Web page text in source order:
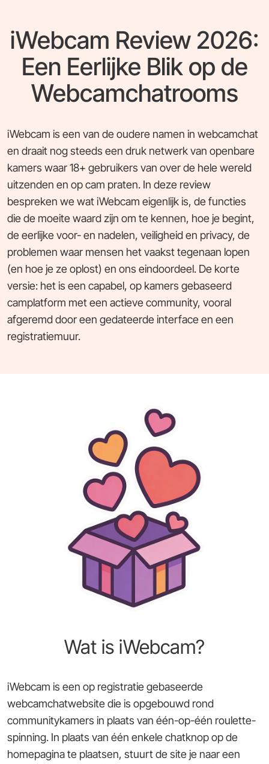
iWebcam Review 2026:
Een Eerlijke Blik op de
Webcamchatrooms
iWebcam is een van de oudere namen in webcamchat
en draait nog steeds een druk netwerk van openbare
kamers waar 18+ gebruikers van over de hele wereld
uitzenden en op cam praten. In deze review
bespreken we wat iWebcam eigenlijk is, de functies
die de moeite waard zijn om te kennen, hoe je begint,
de eerlijke voor- en nadelen, veiligheid en privacy, de
problemen waar mensen het vaakst tegenaan lopen
(en hoe je ze oplost) en ons eindoordeel. De korte
versie: het is een capabel, op kamers gebaseerd
camplatform met een actieve community, vooral
afgeremd door een gedateerde interface en een
registratiemuur.
Wat is iWebcam?
iWebcam is een op registratie gebaseerde
webcamchatwebsite die is opgebouwd rond
communitykamers in plaats van één-op-één roulette-
spinning. In plaats van één enkele chatknop op de
homepagina te plaatsen, stuurt de site je naar een